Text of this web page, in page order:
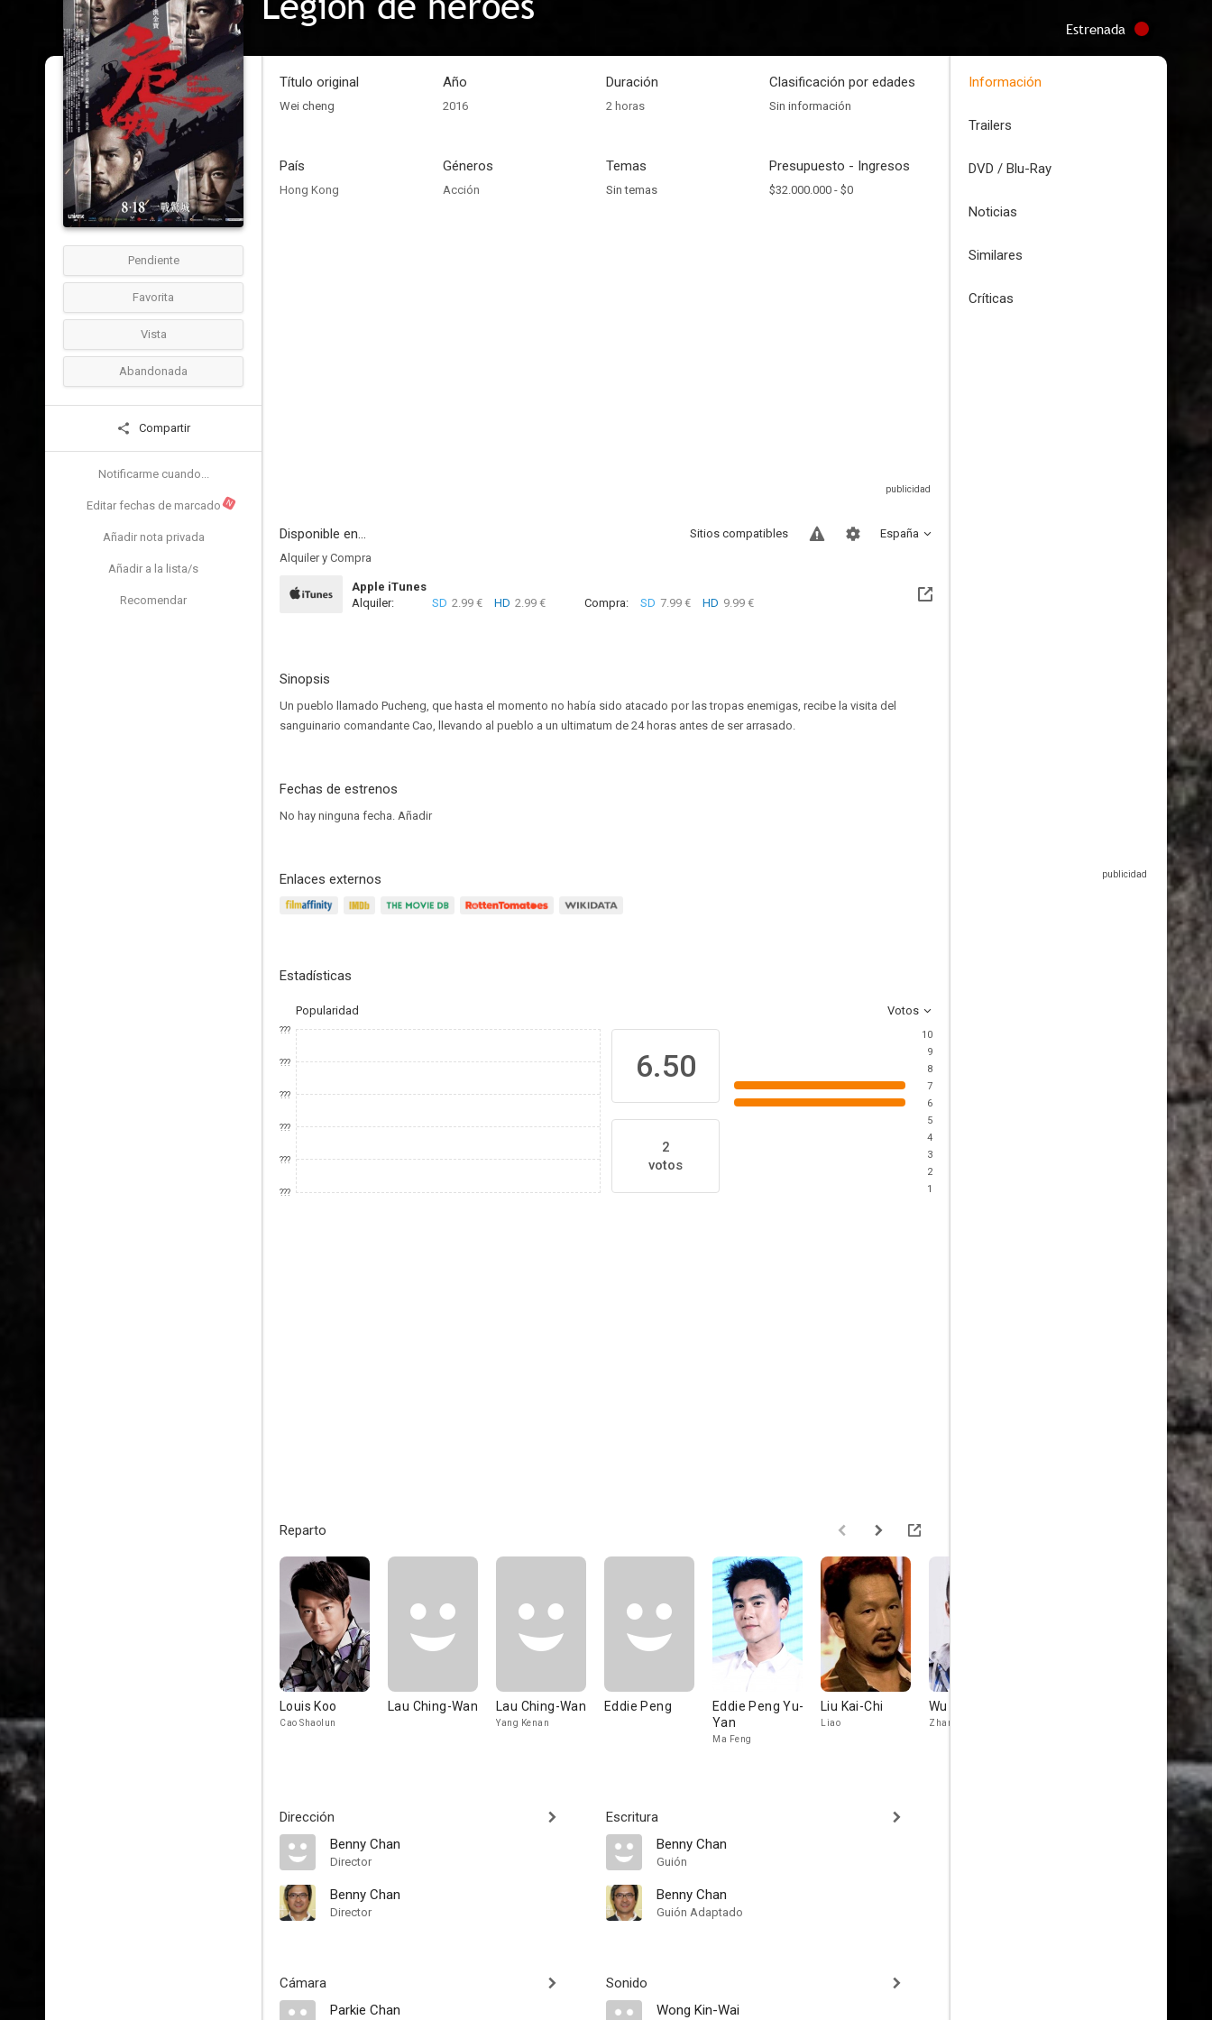
Estrenada
Pendiente
Favorita
Vista
Abandonada
Compartir
Notificarme cuando...
Editar fechas de marcado N
Añadir nota privada
Añadir a la lista/s
Recomendar
Título original
Wei cheng
Año
2016
Duración
2 horas
Clasificación por edades
Sin información
País
Hong Kong
Géneros
Acción
Temas
Sin temas
Presupuesto - Ingresos
$32.000.000 - $0
Disponible en... España
Sitios compatibles
Alquiler y Compra
Apple iTunes
Alquiler:
SD 2.99 € HD 2.99 € Compra: SD 7.99 € HD 9.99 €
Sinopsis
Un pueblo llamado Pucheng, que hasta el momento no había sido atacado por las tropas enemigas, recibe la visita del
sanguinario comandante Cao, llevando al pueblo a un ultimatum de 24 horas antes de ser arrasado.
Fechas de estrenos
No hay ninguna fecha. Añadir
Enlaces externos
Estadísticas
Popularidad Votos
???
???
???
???
???
???
6.50
2
votos
10
9
8
7
6
5
4
3
2
1
Reparto
Louis Koo
Cao Shaolun
Lau Ching-Wan Lau Ching-Wan
Yang Kenan
Eddie Peng
Eddie Peng Yu-
Yan
Ma Feng
Liu Kai-Chi
Liao
Wu Jing
Zhang Yi
Xing Yu
Dirección
Benny Chan
Director
Benny Chan
Director
Cámara
Parkie Chan
Escritura
Benny Chan
Guión
Benny Chan
Guión Adaptado
Sonido
Wong Kin-Wai
Información
Trailers
DVD / Blu-Ray
Noticias
Similares
Críticas